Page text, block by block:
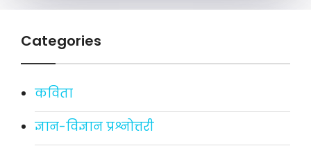
Categories
कविता
ज्ञान-विज्ञान प्रश्नोत्तरी